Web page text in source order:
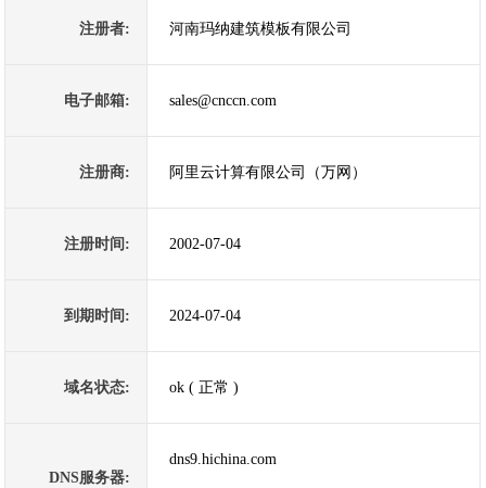
注册者: 河南玛纳建筑模板有限公司
电子邮箱: sales@cnccn.com
注册商: 阿里云计算有限公司（万网）
注册时间: 2002-07-04
到期时间: 2024-07-04
域名状态: ok ( 正常 )
DNS服务器:
dns9.hichina.com